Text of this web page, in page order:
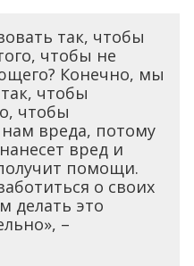
так, чтобы
чтобы не
Конечно, мы
чтобы
чтобы
вреда, потому
вред и
помощи.
о своих
делать это
–